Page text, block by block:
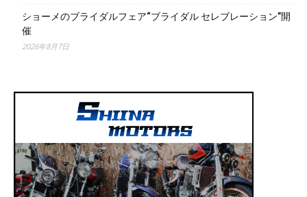
ショーメのブライダルフェア“ブライダル セレブレーション”開
催
2026年8月7日